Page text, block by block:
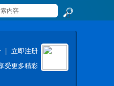
索
立即注册
受更多精彩